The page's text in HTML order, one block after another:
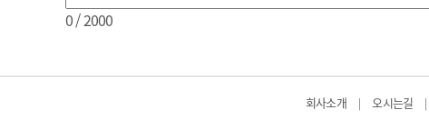
0/ 2000
회사소개 | 오시는길 |